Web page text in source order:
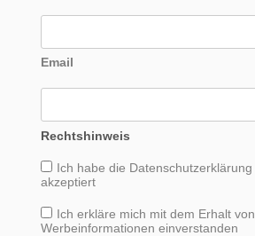
Email
Rechtshinweis
Ich habe die Datenschutzerklärung
akzeptiert
Ich erkläre mich mit dem Erhalt von
Werbeinformationen einverstanden